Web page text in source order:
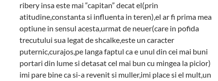
ribery insa este mai “capitan” decat el(prin
atitudine,constanta si influenta in teren),el ar fi prima mea
optiune in sensul acesta,urmat de neuer(care in pofida
trecutului sua legat de shcalke,este un caracter
puternic,curajos,pe langa faptul ca e unul din cei mai buni
portari din lume si detasat cel mai bun cu mingea la picior)
imi pare bine ca si-a revenit si muller,imi place si el mult,un